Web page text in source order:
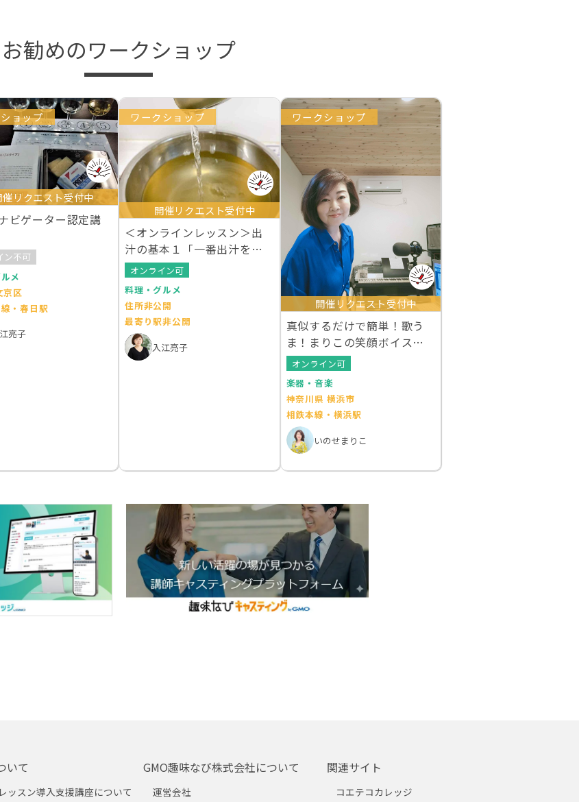
お勧めのワークショップ
ョップ
催リクエスト受付中
ビゲーター認定講
ン不可
メ
京区
・春日駅
亮子
ワークショップ
開催リクエスト受付中
＜オンラインレッスン＞出
汁の基本１「一番出汁を引
く」
オンライン可
料理・グルメ
住所非公開
最寄り駅非公開
入江亮子
ワークショップ
開催リクエスト受付中
真似するだけで簡単！歌う
ま！まりこの笑顔ボイスト
レーニング60分
オンライン可
楽器・音楽
神奈川県 横浜市
相鉄本線・横浜駅
いのせまりこ
いて
ッスン導入支援講座について
GMO趣味なび株式会社について
運営会社
関連サイト
コエテコカレッジ